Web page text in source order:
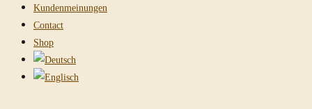
Kundenmeinungen
Contact
Shop